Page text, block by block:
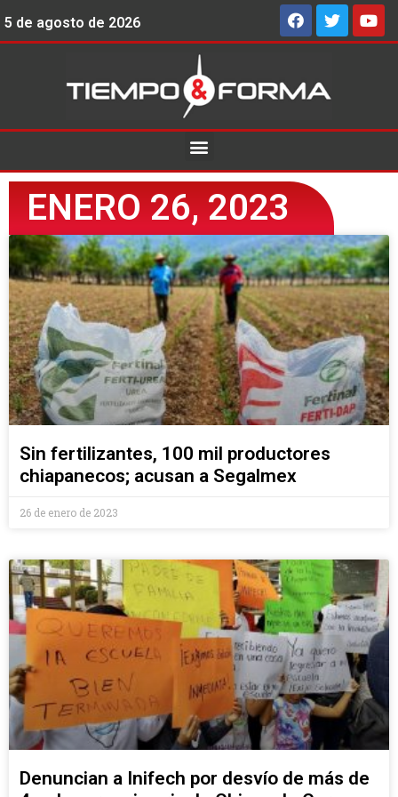
5 de agosto de 2026
ENERO 26, 2023
Sin fertilizantes, 100 mil productores
chiapanecos; acusan a Segalmex
26 de enero de 2023
Denuncian a Inifech por desvío de más de